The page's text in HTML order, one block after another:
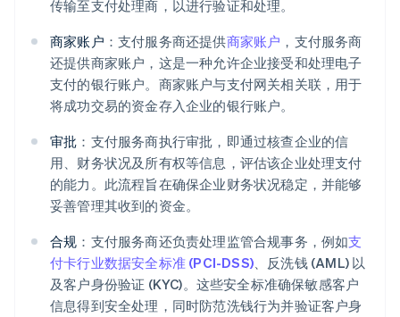
传输至支付处理商，以进行验证和处理。
商家账户 ：支付服务商还提供商家账户 ，支付服务商
还提供商家账户，这是一种允许企业接受和处理电子
支付的银行账户。商家账户与支付网关相关联，用于
将成功交易的资金存入企业的银行账户。
审批 ：支付服务商执行审批，即通过核查企业的信
用、财务状况及所有权等信息，评估该企业处理支付
的能力。此流程旨在确保企业财务状况稳定，并能够
妥善管理其收到的资金。
合规 ：支付服务商还负责处理监管合规事务，例如支
付卡行业数据安全标准 (PCI-DSS)、反洗钱 (AML) 以
及客户身份验证 (KYC)。这些安全标准确保敏感客户
信息得到安全处理，同时防范洗钱行为并验证客户身